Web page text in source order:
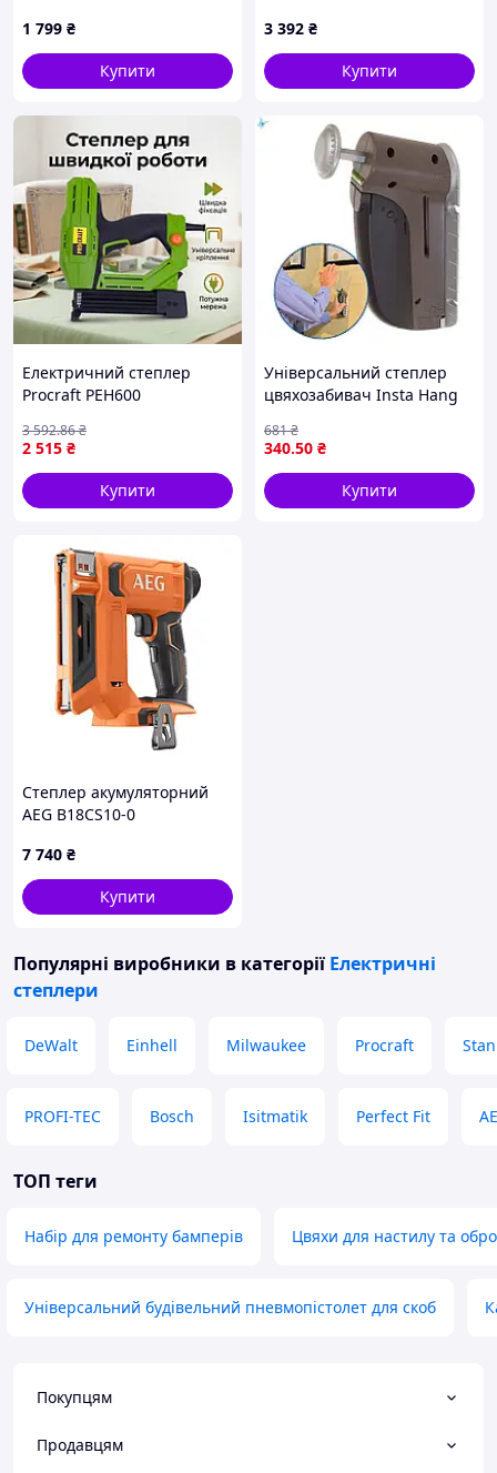
1 799 ₴
Купити
акумуляторний
3 392 ₴
Купити
Електричний степлер
Procraft PEH600
довжиною скоби 25 мм та
цвяха 32 мм для кріплення
матеріалів
2 515 ₴
3 592.86₴
Купити
Універсальний степлер
цвяхозабивач Insta Hang
та кріплення предметів до
4 кг
340.50 ₴
681₴
Купити
Степлер акумуляторний
AEG B18CS10-0
7 740 ₴
Купити
Популярні виробники в категорії Електричні
степлери
DeWalt Einhell Milwaukee Procraft
PROFI-TEC Bosch Isitmatik Perfect Fit
ТОП теги
Набір для ремонту бамперів Цвяхи для настилу та
Універсальний будівельний пневмопістолет для скоб
Покупцям
Продавцям